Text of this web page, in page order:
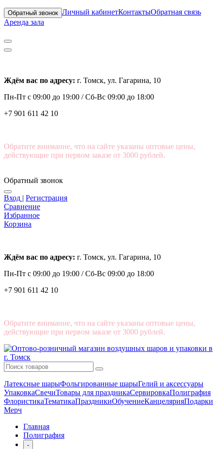
Обратный звонок Личный кабинетКонтактыОбратная связь
Аренда зала
Ждём вас по адресу: г. Томск, ул. Гагарина, 10
Пн-Пт с 09:00 до 19:00 /Сб-Вс 09:00 до 18:00
+7 901 611 42 10
Обратите внимание, что на сайте указаны оптовые цены,
действующие при первом заказе от 3000 рублей.
Обратный звонок
Вход | Регистрация
Сравнение
Избранное
Корзина
Ждём вас по адресу: г. Томск, ул. Гагарина, 10
Пн-Пт с 09:00 до 19:00 /Сб-Вс 09:00 до 18:00
+7 901 611 42 10
Обратите внимание, что на сайте указаны оптовые цены,
действующие при первом заказе от 3000 рублей.
Латексные шарыФольгированные шарыГелий и аксессуары
УпаковкаСвечиТовары для праздникаСервировкаПолиграфия
ФлористикаТематикаПраздникиОбучениеКанцелярияПодарки
Мерч
Главная
Полиграфия
-